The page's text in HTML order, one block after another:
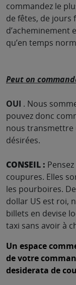
commandez le
de fêtes, de jours
d’acheminement
qu’en temps
Peut on
OUI . Nous
pouvez donc
nous transmettre
désirées.
CONSEIL :
coupures. Elles
les pourboires.
dollar US est roi,
billets en devise
taxi sans avoir à
Un espace
de votre
desiderata de